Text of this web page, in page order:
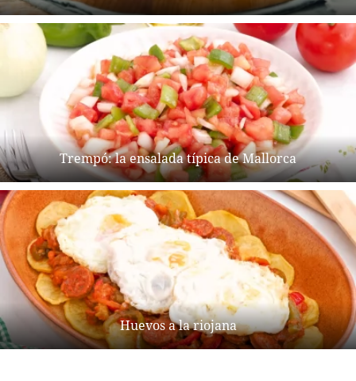
Trempó: la ensalada típica de Mallorca
Huevos a la riojana